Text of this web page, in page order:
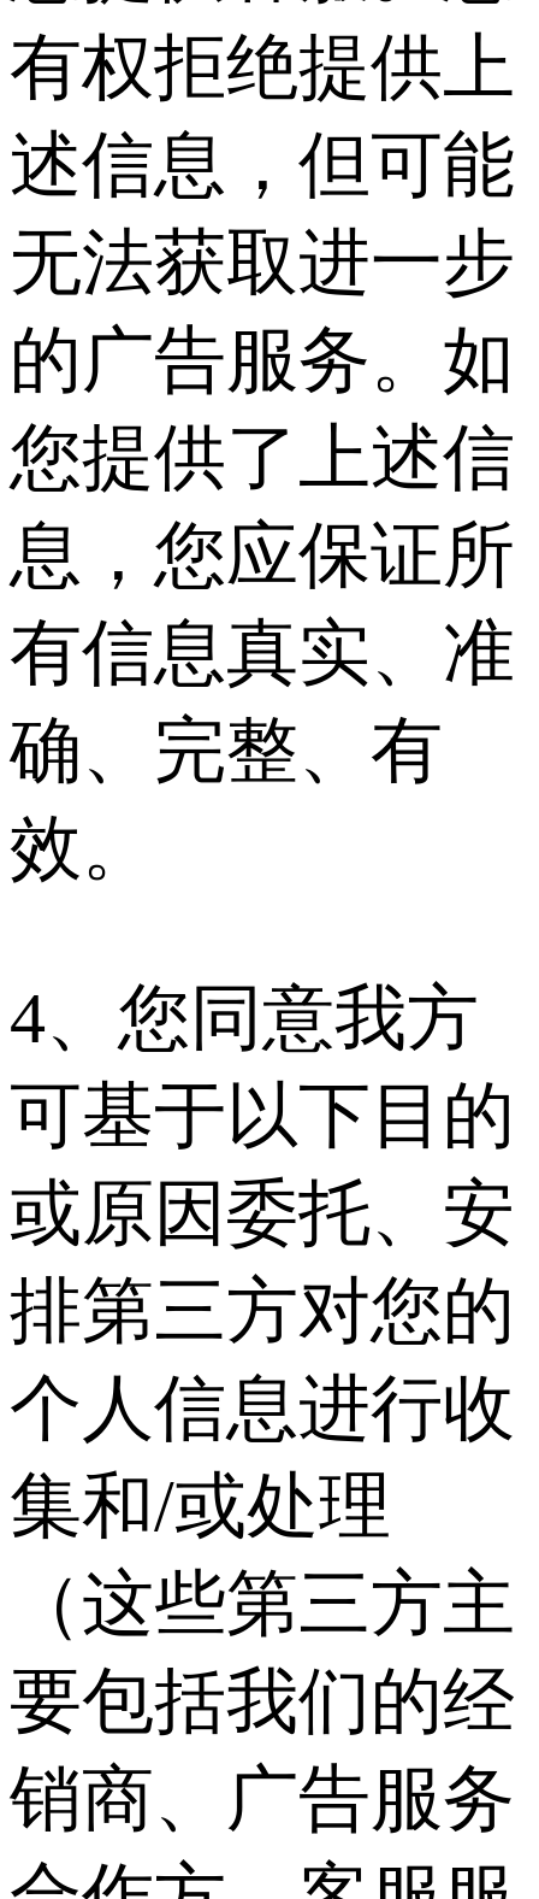
有权拒绝提供上
述信息，但可能
无法获取进一步
的广告服务。如
您提供了上述信
息，您应保证所
有信息真实、准
确、完整、有
效。
4、您同意我方
可基于以下目的
或原因委托、安
排第三方对您的
个人信息进行收
集和/或处理
（这些第三方主
要包括我们的经
销商、广告服务